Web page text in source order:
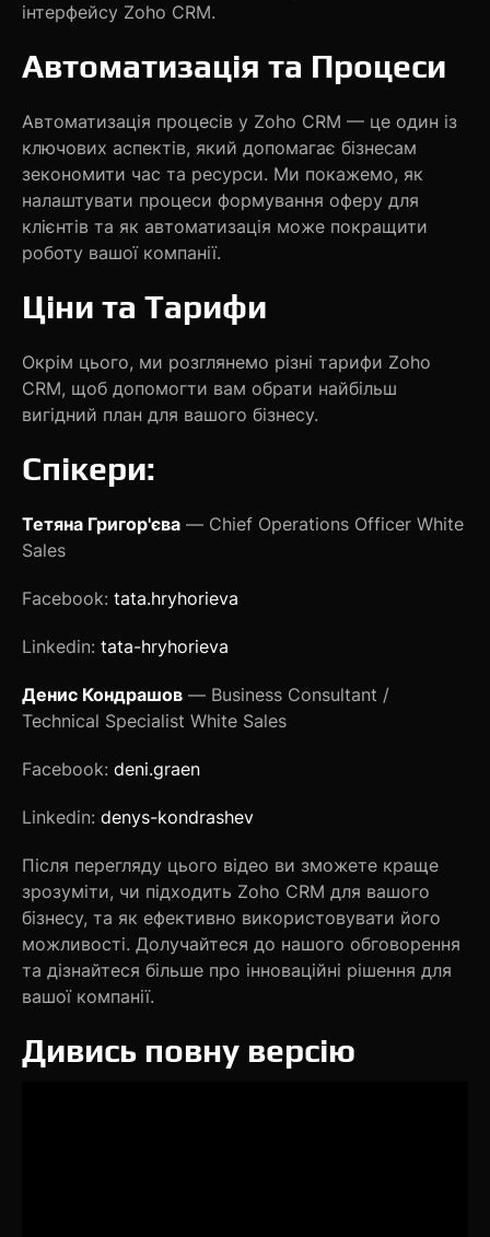
інтерфейсу Zoho CRM.
Автоматизація та Процеси
Автоматизація процесів у Zoho CRM — це один із
ключових аспектів, який допомагає бізнесам
зекономити час та ресурси. Ми покажемо, як
налаштувати процеси формування оферу для
клієнтів та як автоматизація може покращити
роботу вашої компанії.
Ціни та Тарифи
Окрім цього, ми розглянемо різні тарифи Zoho
CRM, щоб допомогти вам обрати найбільш
вигідний план для вашого бізнесу.
Спікери:
Тетяна Григор'єва — Chief Operations Officer White
Sales
Facebook: tata.hryhorieva
Linkedin: tata-hryhorieva
Денис Кондрашов — Business Consultant /
Technical Specialist White Sales
Facebook: deni.graen
Linkedin: denys-kondrashev
Після перегляду цього відео ви зможете краще
зрозуміти, чи підходить Zoho CRM для вашого
бізнесу, та як ефективно використовувати його
можливості. Долучайтеся до нашого обговорення
та дізнайтеся більше про інноваційні рішення для
вашої компанії.
Дивись повну версію